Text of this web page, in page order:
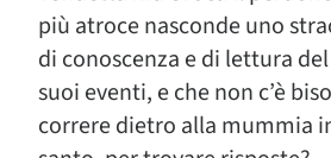
più atroce nasconde uno
di conoscenza e di lettura
suoi eventi, e che non c’è
correre dietro alla mummia